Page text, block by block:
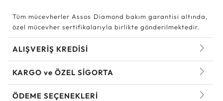
Tüm mücevherler Assos Diamond bakım garantisi altında,
özel mücevher sertifikalarıyla birlikte gönderilmektedir.
ALIŞVERİŞ KREDİSİ
KARGO ve ÖZEL SİGORTA
ÖDEME SEÇENEKLERİ